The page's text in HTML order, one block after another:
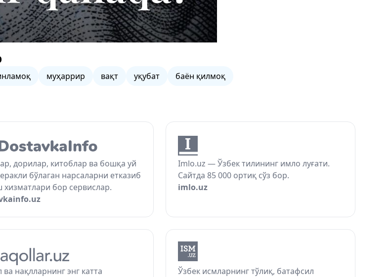
муҳаррир вақт уқубат баён қилмоқ
дорилар, китоблар ва бошқа уй
бўлаган нарсаларни етказиб
бор сервислар.
Imlo.uz — Ўзбек тилининг имло луғати.
Сайтда 85 000 ортиқ сўз бор.
imlo.uz
нақлларнинг энг катта
Ўзбек исмларнинг тўлиқ, батафсил